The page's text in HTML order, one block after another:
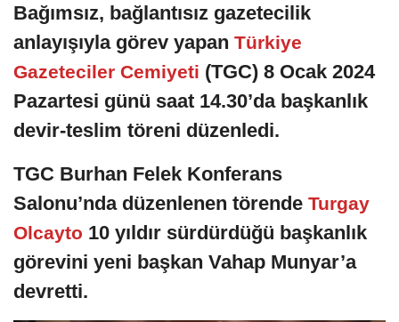
Bağımsız, bağlantısız gazetecilik
anlayışıyla görev yapan Türkiye
Gazeteciler Cemiyeti (TGC) 8 Ocak 2024
Pazartesi günü saat 14.30’da başkanlık
devir-teslim töreni düzenledi.
TGC Burhan Felek Konferans
Salonu’nda düzenlenen törende Turgay
Olcayto 10 yıldır sürdürdüğü başkanlık
görevini yeni başkan Vahap Munyar’a
devretti.